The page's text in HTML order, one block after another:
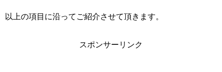
以上の項目に沿ってご紹介させて頂きます。
スポンサーリンク